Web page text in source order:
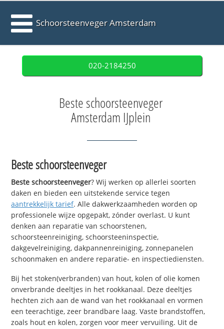
Schoorsteenveger Amsterdam
020-2184250
Beste schoorsteenveger
Amsterdam IJplein
Beste schoorsteenveger
Beste schoorsteenveger? Wij werken op allerlei soorten
daken en bieden een uitstekende service tegen
aantrekkelijk tarief. Alle dakwerkzaamheden worden op
professionele wijze opgepakt, zónder overlast. U kunt
denken aan reparatie van schoorstenen,
schoorsteenreiniging, schoorsteeninspectie,
dakgevelreiniging, dakpannenreiniging, zonnepanelen
schoonmaken en andere reparatie- en inspectiediensten.
Bij het stoken(verbranden) van hout, kolen of olie komen
onverbrande deeltjes in het rookkanaal. Deze deeltjes
hechten zich aan de wand van het rookkanaal en vormen
een teerachtige, zeer brandbare laag. Vaste brandstoffen,
zoals hout en kolen, zorgen voor meer vervuiling. Uit de